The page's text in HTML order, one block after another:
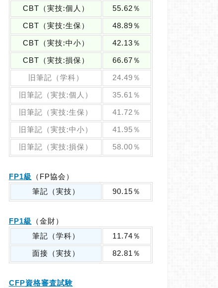
CBT（実技:個人） 55.62％
CBT（実技:生保） 48.89％
CBT（実技:中小） 42.13％
CBT（実技:損保） 66.67％
旧筆記（学科） 24.49％
旧筆記（実技:個人） 35.61％
旧筆記（実技:生保） 41.72％
旧筆記（実技:中小） 41.95％
旧筆記（実技:損保） 58.00％
FP1級
（FP協会）
筆記（実技）
90.15％
FP1級
（金財）
筆記（学科）
11.74％
面接（実技） 82.81％
CFP資格審査試験